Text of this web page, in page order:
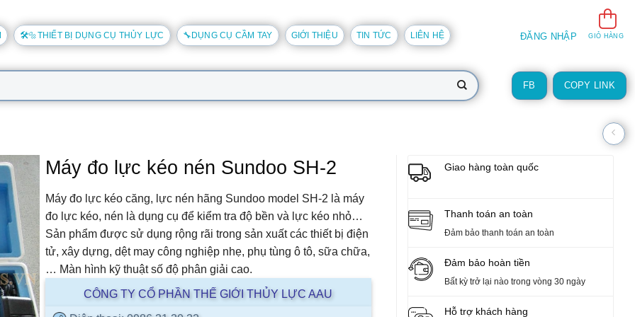
🛠️🔩THIẾT BỊ DỤNG CỤ THỦY LỰC 🔧DỤNG CỤ CẦM TAY GIỚI THIỆU TIN TỨC LIÊN HỆ ĐĂNG NHẬP GIỎ HÀNG
FB COPY LINK
Giao hàng toàn quốc
Thanh toán an toàn
Đảm bảo thanh toán an toàn
Đảm bảo hoàn tiền
Bất kỳ trở lại nào trong vòng 30 ngày
Hỗ trợ khách hàng
Máy đo lực kéo nén Sundoo SH-2
Máy đo lực kéo căng, lực nén hãng Sundoo model SH-2 là máy
đo lực kéo, nén là dụng cụ để kiểm tra độ bền và lực kéo nhỏ…
Sản phẩm được sử dụng rộng rãi trong sản xuất các thiết bị điện
tử, xây dựng, dệt may công nghiệp nhẹ, phụ tùng ô tô, sữa chữa,
… Màn hình kỹ thuật số độ phân giải cao.
CÔNG TY CỔ PHẦN THẾ GIỚI THỦY LỰC AAU